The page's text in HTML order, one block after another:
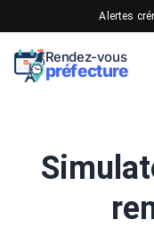
Alertes
Rendez-vous
préfecture